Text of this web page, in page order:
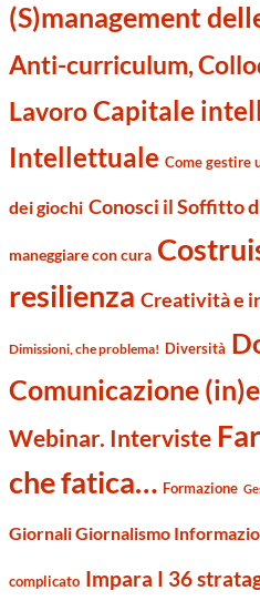
(S)management
Anti-curriculum,
LavoroCapitale
Intellettuale Come gestire
dei giochi Conosci il Soffitto
maneggiare con cura
resilienza Creatività e
Dimissioni, che problema! Diversità
Comunicazione
Webinar. Interviste
che fatica… Formazione
Giornali Giornalismo
complicato Impara I 36